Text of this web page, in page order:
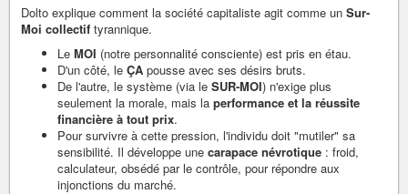
Dolto explique comment la société capitaliste agit comme un Sur-
Moi collectif tyrannique.
Le MOI (notre personnalité consciente) est pris en étau.
D'un côté, le ÇA pousse avec ses désirs bruts.
De l'autre, le système (via le SUR-MOI) n'exige plus
seulement la morale, mais la performance et la réussite
financière à tout prix.
Pour survivre à cette pression, l'individu doit "mutiler" sa
sensibilité. Il développe une carapace névrotique : froid,
calculateur, obsédé par le contrôle, pour répondre aux
injonctions du marché.